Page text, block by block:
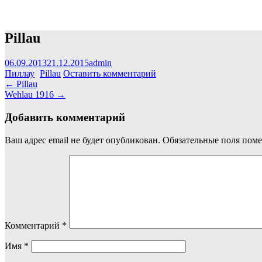
Pillau
06.09.201321.12.2015admin
Пиллау Pillau Оставить комментарий
Навигация
по
← Pillau
Wehlau 1916 →
Добавить комментарий
Ваш адрес email не будет опубликован. Обязательные поля
Комментарий *
Имя *